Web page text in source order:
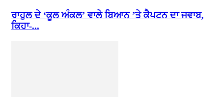
ਰਾਹੁਲ ਦੇ ‘ਕੂਲ ਅੰਕਲ’ ਵਾਲੇ ਬਿਆਨ ’ਤੇ ਕੈਪਟਨ ਦਾ ਜਵਾਬ,
ਕਿਹਾ-...